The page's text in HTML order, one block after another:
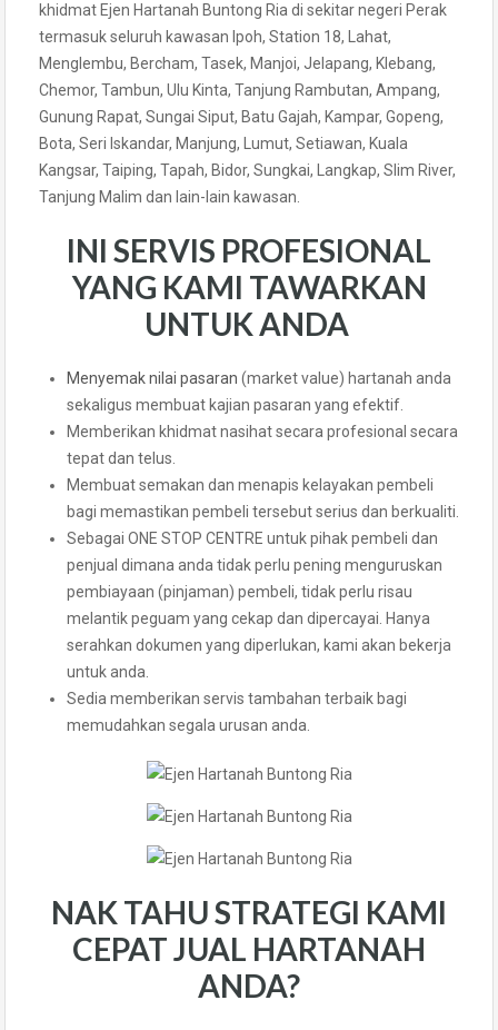
khidmat Ejen Hartanah Buntong Ria di sekitar negeri Perak
termasuk seluruh kawasan Ipoh, Station 18, Lahat,
Menglembu, Bercham, Tasek, Manjoi, Jelapang, Klebang,
Chemor, Tambun, Ulu Kinta, Tanjung Rambutan, Ampang,
Gunung Rapat, Sungai Siput, Batu Gajah, Kampar, Gopeng,
Bota, Seri Iskandar, Manjung, Lumut, Setiawan, Kuala
Kangsar, Taiping, Tapah, Bidor, Sungkai, Langkap, Slim River,
Tanjung Malim dan lain-lain kawasan.
INI SERVIS PROFESIONAL
YANG KAMI TAWARKAN
UNTUK ANDA
Menyemak nilai pasaran (market value) hartanah anda
sekaligus membuat kajian pasaran yang efektif.
Memberikan khidmat nasihat secara profesional secara
tepat dan telus.
Membuat semakan dan menapis kelayakan pembeli
bagi memastikan pembeli tersebut serius dan berkualiti.
Sebagai ONE STOP CENTRE untuk pihak pembeli dan
penjual dimana anda tidak perlu pening menguruskan
pembiayaan (pinjaman) pembeli, tidak perlu risau
melantik peguam yang cekap dan dipercayai. Hanya
serahkan dokumen yang diperlukan, kami akan bekerja
untuk anda.
Sedia memberikan servis tambahan terbaik bagi
memudahkan segala urusan anda.
NAK TAHU STRATEGI KAMI
CEPAT JUAL HARTANAH
ANDA?